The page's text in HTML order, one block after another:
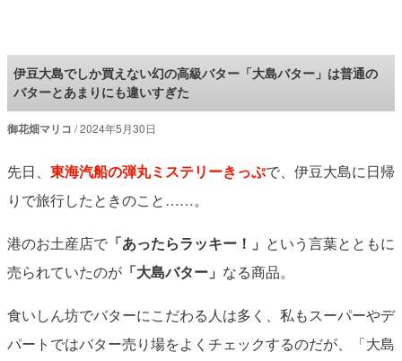
ロケットニュース24
伊豆大島でしか買えない幻の高級バター「大島バター」は普通の
バターとあまりにも違いすぎた
御花畑マリコ 2024年5月30日
先日、 東海汽船の弾丸ミステリーきっぷで、伊豆大島に日帰
りで旅行したときのこと……。
港のお土産店で「あったらラッキー！」 という言葉とともに
売られていたのが「大島バター」 なる商品。
食いしん坊でバターにこだわる人は多く、私もスーパーやデ
パートではバター売り場をよくチェックするのだが、「大島